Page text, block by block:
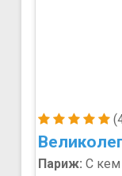
Париж: С кем